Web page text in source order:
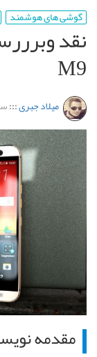
گوشی های هوشمند
M9
میلاد جبری:::
مقدمه